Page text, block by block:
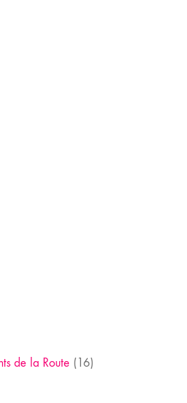
de la Route (16)